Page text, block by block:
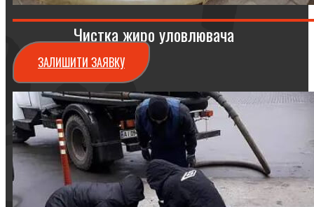
Чистка жиро уловлювача
ЗАЛИШИТИ ЗАЯВКУ